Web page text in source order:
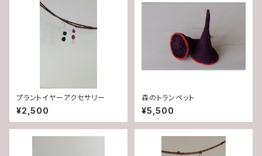
プラントイヤーアクセサリー
¥2,500
森のトランペット
¥5,500